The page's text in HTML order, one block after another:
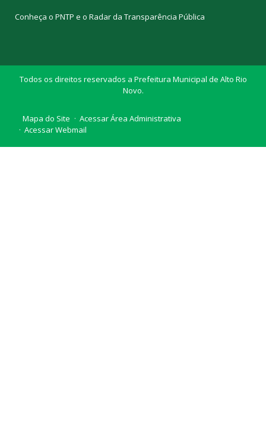
Conheça o PNTP e o Radar da Transparência Pública
Todos os direitos reservados a Prefeitura Municipal de Alto Rio
Novo.
Mapa do Site
Acessar Área Administrativa
Acessar Webmail